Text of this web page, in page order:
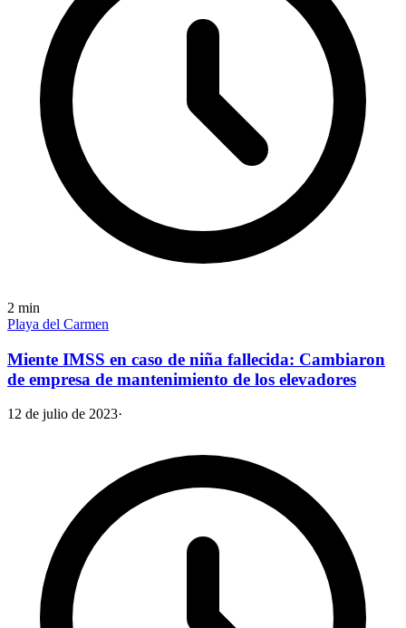
2 min
Playa del Carmen
Miente IMSS en caso de niña fallecida: Cambiaron
de empresa de mantenimiento de los elevadores
12 de julio de 2023·